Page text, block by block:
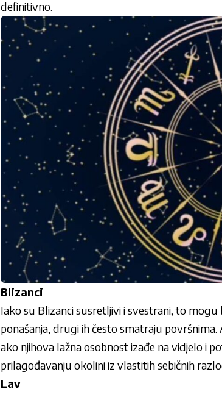
definitivno.
Blizanci
Iako su Blizanci susretljivi i svestrani, to
ponašanja, drugi ih često smatraju
ako njihova lažna osobnost izađe na vidjelo i
prilagođavanju okolini iz vlastitih sebičnih
Lav